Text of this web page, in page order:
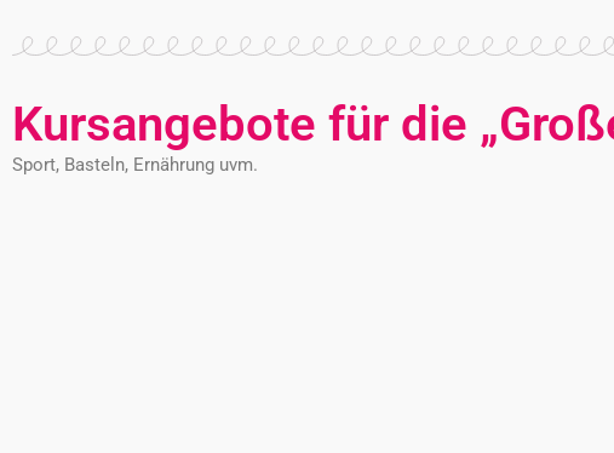
Kursangebote für die
Sport, Basteln, Ernährung uvm.